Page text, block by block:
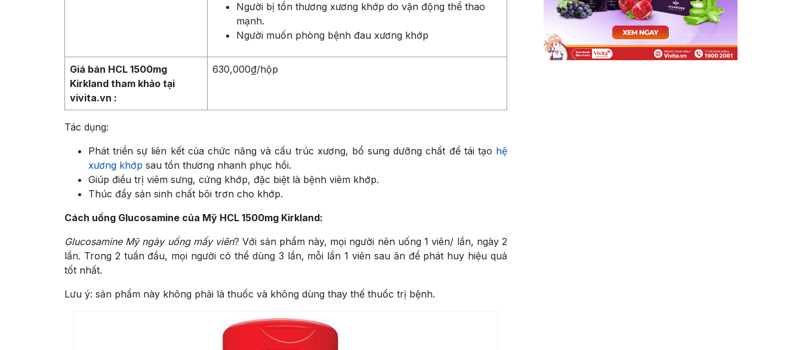
Người bị tổn thương xương khớp do vận động thể thao
mạnh.
Người muốn phòng bệnh đau xương khớp
Giá bán HCL 1500mg
Kirkland tham khảo tại
vivita.vn :
630,000₫/hộp
Tác dụng:
Phát triển sự liên kết của chức năng và cấu trúc xương, bổ sung dưỡng chất để tái tạo hệ
xương khớp sau tổn thương nhanh phục hồi.
Giúp điều trị viêm sưng, cứng khớp, đặc biệt là bệnh viêm khớp.
Thúc đẩy sản sinh chất bôi trơn cho khớp.
Cách uống Glucosamine của Mỹ HCL 1500mg Kirkland:
Glucosamine Mỹ ngày uống mấy viên? Với sản phẩm này, mọi người nên uống 1 viên/ lần, ngày 2
lần. Trong 2 tuần đầu, mọi người có thể dùng 3 lần, mỗi lần 1 viên sau ăn để phát huy hiệu quả
tốt nhất.
Lưu ý: sản phẩm này không phải là thuốc và không dùng thay thế thuốc trị bệnh.